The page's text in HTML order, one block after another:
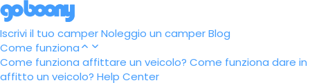
Iscrivi il tuo camperNoleggio un camperBlog
Come funziona
Come funziona affittare un veicolo? Come funziona dare in
affitto un veicolo? Help Center